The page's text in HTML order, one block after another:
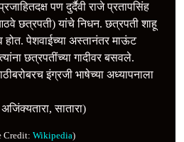
पण दुर्दैवी राजे प्रतापसिंह
छत्रपती) यांचे निधन. छत्रपती शाहू
पेशवाईच्या अस्तानंतर माऊंट
छत्रपतींच्या गादीवर बसवले.
इंग्रजी भाषेच्या अध्यापनाला
सातारा)
Credit: Wikipedia)